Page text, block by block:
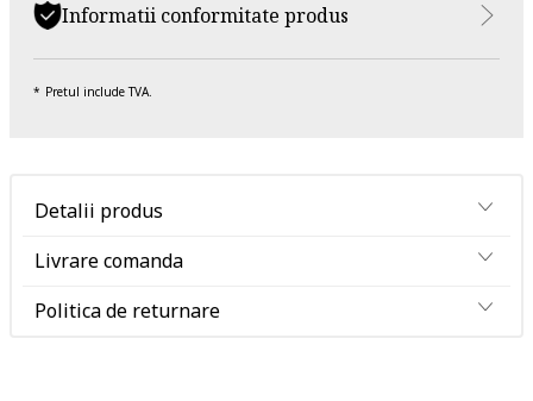
Informatii conformitate produs
Pretul include TVA.
Detalii produs
Livrare comanda
Politica de returnare